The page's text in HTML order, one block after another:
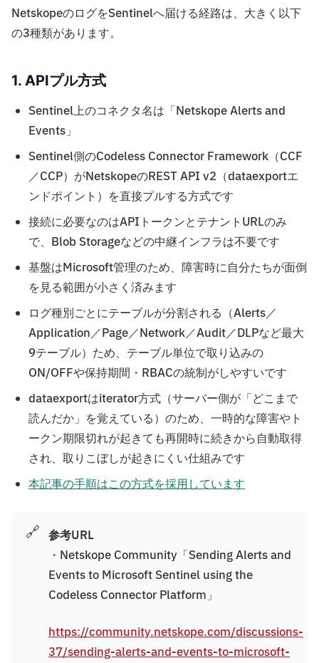
NetskopeのログをSentinelへ届ける経路は、大きく以下
の3種類があります。
1. APIプル方式
Sentinel上のコネクタ名は「Netskope Alerts and
Events」
Sentinel側のCodeless Connector Framework（CCF
／CCP）がNetskopeのREST API v2（dataexportエ
ンドポイント）を直接プルする方式です
接続に必要なのはAPIトークンとテナントURLのみ
で、Blob Storageなどの中継インフラは不要です
基盤はMicrosoft管理のため、障害時に自分たちが面倒
を見る範囲が小さく済みます
ログ種別ごとにテーブルが分割される（Alerts／
Application／Page／Network／Audit／DLPなど最大
9テーブル）ため、テーブル単位で取り込みの
ON/OFFや保持期間・RBACの統制がしやすいです
dataexportはiterator方式（サーバー側が「どこまで
読んだか」を覚えている）のため、一時的な障害やト
ークン期限切れが起きても再開時に続きから自動取得
され、取りこぼしが起きにくい仕組みです
本記事の手順はこの方式を採用しています
🔗 参考URL
・Netskope Community「Sending Alerts and
Events to Microsoft Sentinel using the
Codeless Connector Platform」
https://community.netskope.com/discussions-
37/sending-alerts-and-events-to-microsoft-